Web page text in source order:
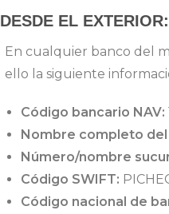
DESDE EL EXTERIOR:
En cualquier banco del
ello la siguiente
Código bancario NAV:
Nombre completo del
Número/nombre
Código SWIFT:
Código nacional de